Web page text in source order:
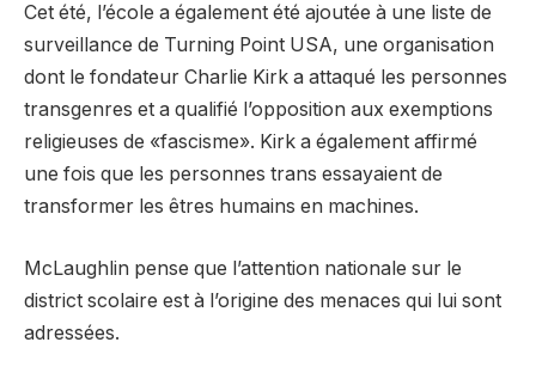
Cet été, l’école a également été ajoutée à une liste de
surveillance de Turning Point USA, une organisation
dont le fondateur Charlie Kirk a attaqué les personnes
transgenres et a qualifié l’opposition aux exemptions
religieuses de «fascisme». Kirk a également affirmé
une fois que les personnes trans essayaient de
transformer les êtres humains en machines.
McLaughlin pense que l’attention nationale sur le
district scolaire est à l’origine des menaces qui lui sont
adressées.